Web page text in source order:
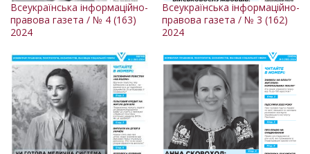
Всеукраїнська інформаційно-
правова газета / № 4 (163)
2024
Всеукраїнська інформаційно-
правова газета / № 3 (162)
2024